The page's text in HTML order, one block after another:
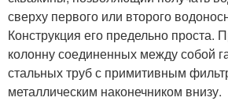
сверху первого или второго
Конструкция его предельно проста.
колонну соединенных между собой
стальных труб с примитивным
металлическим наконечником внизу.